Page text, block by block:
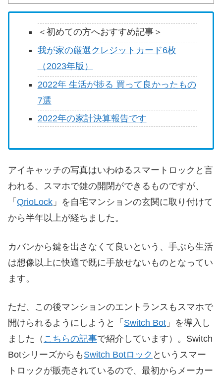
＜初めての方へおすすめ記事＞
我が家の厳選クレジットカード6枚
（2023年版）
2022年 生活が捗る 買って良かったもの
7選
2022年の家計決算報告です
アイキャッチの写真はいわゆるスマートロックと言
われる、スマホで鍵の開閉ができるものですが、
「 QrioLock 」を自宅マンションの玄関に取り付けて
から半年以上が経ちました。
カバンから鍵を出さなくて良いという、手ぶら生活
は想像以上に快適で既に手放せないものとなってい
ます。
ただ、この後マンションのエントランスもスマホで
開けられるようにしようと「 Switch Bot 」を導入し
ました（ こちらの記事で紹介しています）。Switch
Botシリーズからも Switch Botロック というスマー
トロックが販売されているので、最初からメーカー